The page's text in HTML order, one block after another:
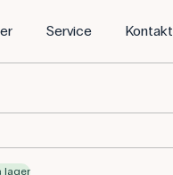
Service Kontakt
lager